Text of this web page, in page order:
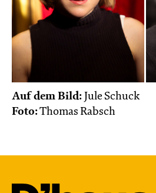
Auf dem Bild: Jule Schuck
Foto:Thomas Rabsch